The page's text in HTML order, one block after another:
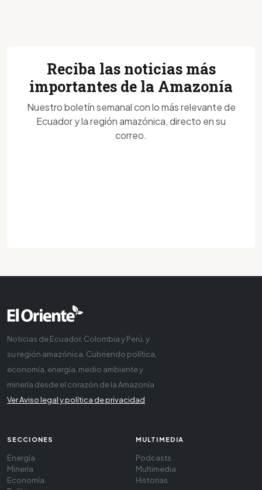
Reciba las noticias más
importantes de la Amazonía
Nuestro boletín semanal con lo más relevante de
Ecuador y la región amazónica, directo en su
correo.
Noticias de Ecuador, Colombia y Perú, y
su región amazónica. Cubriendo política,
economía, energía, medio ambiente y
minería desde el corazón de la Amazonía
Ver Aviso legal y política de privacidad
SECCIONES
Energía
Minería
Economía
MULTIMEDIA
Podcasts
Multimedia
Historias